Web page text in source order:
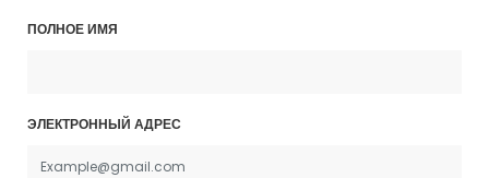
ПОЛНОЕ ИМЯ
ЭЛЕКТРОННЫЙ АДРЕС